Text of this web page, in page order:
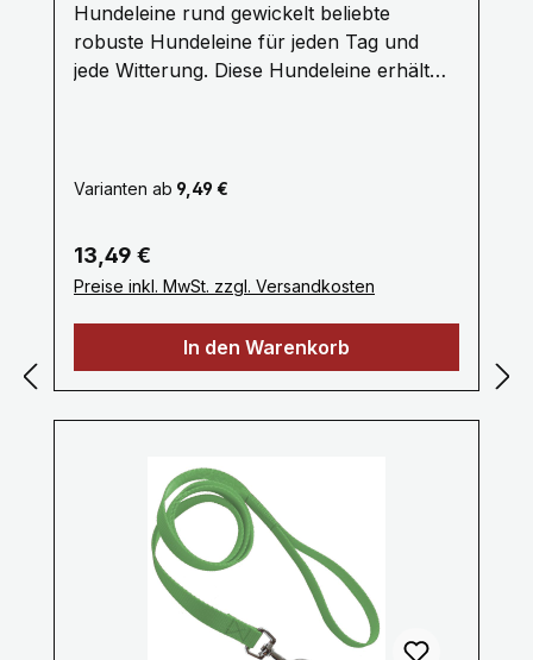
Hundeleine rund gewickelt beliebte
robuste Hundeleine für jeden Tag und
jede Witterung. Diese Hundeleine erhält
dehnungsarm und witterungsbeständig.
verschiednen Längen erhältlich. Als
Seilverbinder dient eine stabile
Kunststoffklammer zusätzlich ist das
Endlosgarn verschweißt. Material
Durchmesser ca. 12 mm Pflegehinweise:
Handwäsche mit einem milden
Varianten ab 9,49 €
Regulärer Preis:
13,49 €
Preise inkl. MwSt. zzgl. Versandkosten
In den Warenkorb